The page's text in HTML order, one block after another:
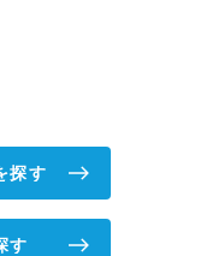
探す
す